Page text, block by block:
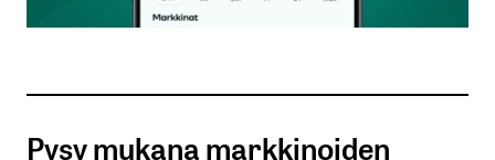
Sähköpostiosoitteesi
Tilaa SalkunRakentajan uutiskirje
Pysy mukana markkinoiden